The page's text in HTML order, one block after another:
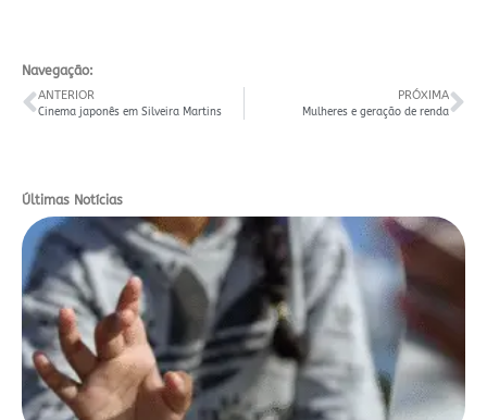
Navegação:
ANTERIOR
Cinema japonês em Silveira Martins
PRÓXIMA
Mulheres e geração de renda
Últimas Notícias